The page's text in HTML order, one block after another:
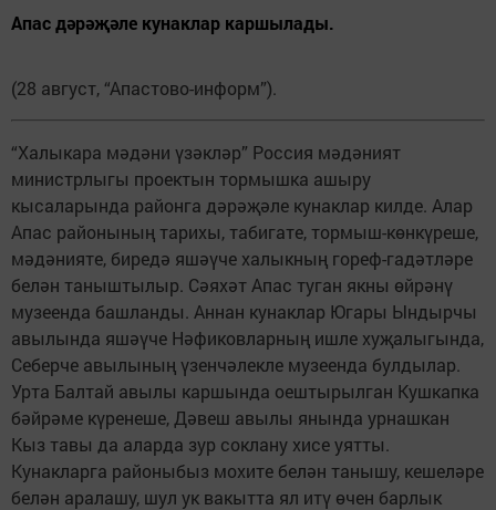
Апас дәрәҗәле кунаклар каршылады.
(28 август, “Апастово-информ”).
“Халыкара мәдәни үзәкләр” Россия мәдәният
министрлыгы проектын тормышка ашыру
кысаларында районга дәрәҗәле кунаклар килде. Алар
Апас районының тарихы, табигате, тормыш-көнкүреше,
мәдәнияте, биредә яшәүче халыкның гореф-гадәтләре
белән таныштылыр. Сәяхәт Апас туган якны өйрәнү
музеенда башланды. Аннан кунаклар Югары Ындырчы
авылында яшәүче Нәфиковларның ишле хуҗалыгында,
Себерче авылының үзенчәлекле музеенда булдылар.
Урта Балтай авылы каршында оештырылган Кушкапка
бәйрәме күренеше, Дәвеш авылы янында урнашкан
Кыз тавы да аларда зур соклану хисе уятты.
Кунакларга районыбыз мохите белән танышу, кешеләре
белән аралашу, шул ук вакытта ял итү өчен барлык